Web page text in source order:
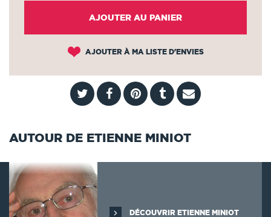
AJOUTER AU PANIER
AJOUTER À MA LISTE D'ENVIES
AUTOUR DE ETIENNE MINIOT
DÉCOUVRIR ETIENNE MINIOT